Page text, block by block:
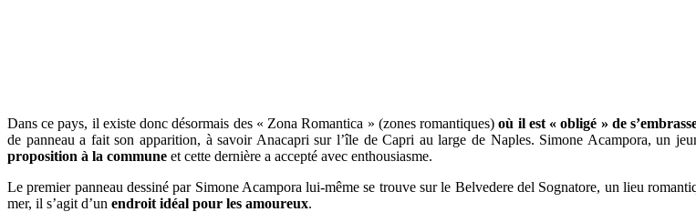
Dans ce pays, il existe donc désormais des « Zona Romantica » (zones romantiques)où il est « obligé » de
de panneau a fait son apparition, à savoir Anacapri sur l’île de Capri au large de Naples. Simone Acampora, un
proposition à la commune et cette dernière a accepté avec enthousiasme.
Le premier panneau dessiné par Simone Acampora lui-même se trouve sur le Belvedere del Sognatore, un lieu
mer, il s’agit d’un endroit idéal pour les amoureux.